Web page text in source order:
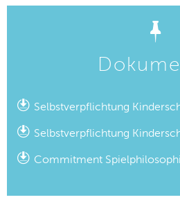
Selbstverpflichtung
Selbstverpflichtung
Commitment